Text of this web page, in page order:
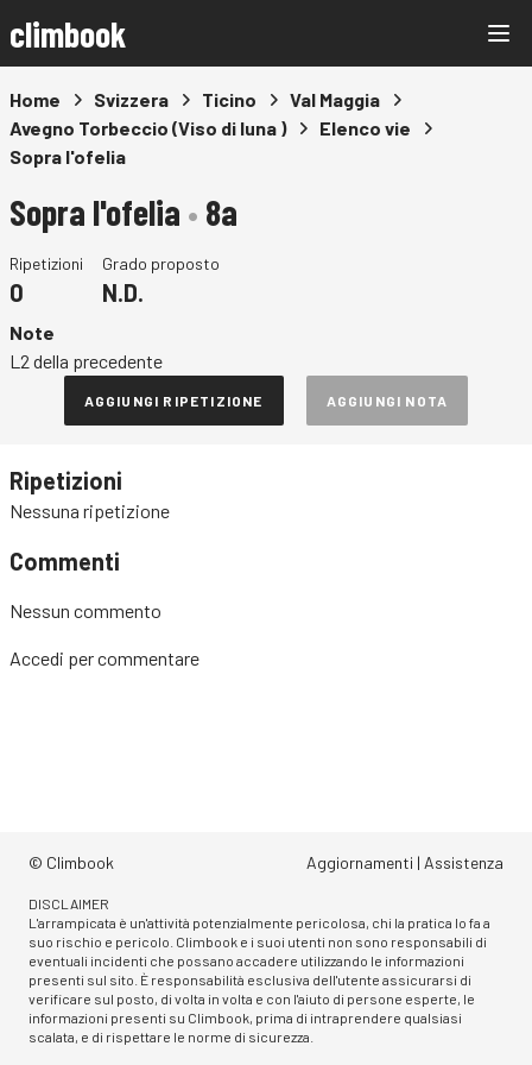
climbook
Home Svizzera Ticino
Val Maggia
Avegno Torbeccio (Viso di luna )
Elenco vie
Sopra l'ofelia
Sopra l'ofelia • 8a
Ripetizioni
0
Grado proposto
N.D.
Note
L2 della precedente
AGGIUNGI RIPETIZIONE AGGIUNGI NOTA
Ripetizioni
Nessuna ripetizione
Commenti
Nessun commento
Accedi per commentare
© Climbook Aggiornamenti | Assistenza
DISCLAIMER
L'arrampicata è un'attività potenzialmente pericolosa, chi la pratica lo fa a
suo rischio e pericolo. Climbook e i suoi utenti non sono responsabili di
eventuali incidenti che possano accadere utilizzando le informazioni
presenti sul sito. È responsabilità esclusiva dell'utente assicurarsi di
verificare sul posto, di volta in volta e con l'aiuto di persone esperte, le
informazioni presenti su Climbook, prima di intraprendere qualsiasi
scalata, e di rispettare le norme di sicurezza.